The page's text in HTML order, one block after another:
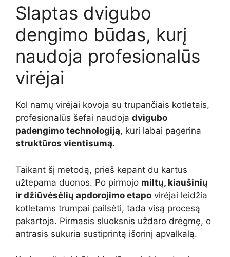
Slaptas dvigubo
dengimo būdas, kurį
naudoja profesionalūs
virėjai
Kol namų virėjai kovoja su trupančiais kotletais,
profesionalūs šefai naudoja dvigubo
padengimo technologiją, kuri labai pagerina
struktūros vientisumą.
Taikant šį metodą, prieš kepant du kartus
užtepama duonos. Po pirmojo miltų, kiaušinių
ir džiūvėsėlių apdorojimo etapo virėjai leidžia
kotletams trumpai pailsėti, tada visą procesą
pakartoja. Pirmasis sluoksnis uždaro drėgmę, o
antrasis sukuria sustiprintą išorinį apvalkalą.